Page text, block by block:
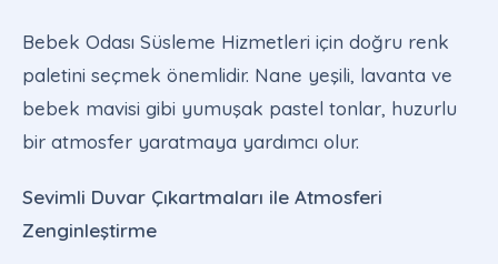
Bebek Odası Süsleme Hizmetleri için doğru renk
paletini seçmek önemlidir. Nane yeşili, lavanta ve
bebek mavisi gibi yumuşak pastel tonlar, huzurlu
bir atmosfer yaratmaya yardımcı olur.
Sevimli Duvar Çıkartmaları ile Atmosferi
Zenginleştirme